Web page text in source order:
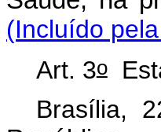
(Incluído
Art. 3o
Brasília,